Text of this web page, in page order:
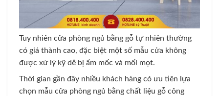
Tuy nhiên cửa phòng ngủ bằng gỗ tự nhiên thường
có giá thành cao, đặc biệt một số mẫu cửa không
được xử lý kỹ dễ bị ẩm mốc và mối mọt.
Thời gian gần đây nhiều khách hàng có ưu tiên lựa
chọn mẫu cửa phòng ngủ bằng chất liệu gỗ công